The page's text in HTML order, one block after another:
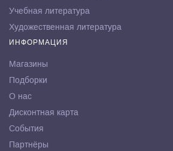
Учебная литература
Художественная литература
ИНФОРМАЦИЯ
Магазины
Подборки
О нас
Дисконтная карта
События
Партнёры